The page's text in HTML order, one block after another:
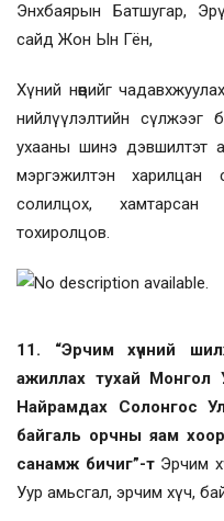
Энхбаярын Батшугар,
сайд Жон Ын Гён,
Хүний нөөцийг
нийлүүлэлтийн сүлжээг
ухааны шинэ дэвшилтэт
мэргэжилтэн харилцан
солилцох, хамтарсан
тохиролцов.
11. “Эрчим хүчний
ажиллах тухай Монгол
Найрамдах Солонгос
байгаль орчны яам
санамж бичиг”-т Эрчим
Уур амьсгал, эрчим хүч,